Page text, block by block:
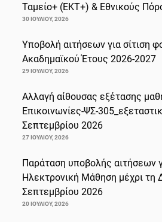
Ταμείο+ (ΕΚΤ+) & Εθνικούς
30 ΙΟΥΛΊΟΥ, 2026
Υποβολή αιτήσεων για σίτιση
Ακαδημαϊκού Έτους 2026-2027
29 ΙΟΥΛΊΟΥ, 2026
Αλλαγή αίθουσας εξέτασης
Επικοινωνίες-ΨΣ-
Σεπτεμβρίου 2026
27 ΙΟΥΛΊΟΥ, 2026
Παράταση υποβολής αιτήσεων
Ηλεκτρονική Μάθηση μέχρι τη
Σεπτεμβρίου 2026
20 ΙΟΥΛΊΟΥ, 2026